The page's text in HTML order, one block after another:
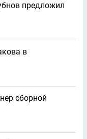
предложил
в
сборной